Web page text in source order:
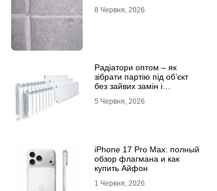
8 Червня, 2026
Радіатори оптом – як
зібрати партію під об’єкт
без зайвих замін і
5 Червня, 2026
iPhone 17 Pro Max: полный
обзор флагмана и как
купить Айфон
1 Червня, 2026